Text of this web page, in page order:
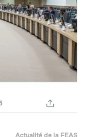
Actualité de la FEAS